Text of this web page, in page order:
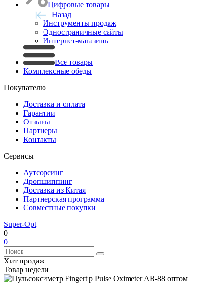
Цифровые товары
Назад
Инструменты продаж
Одностраничные сайты
Интернет-магазины
Все товары
Комплексные обеды
Покупателю
Доставка и оплата
Гарантии
Отзывы
Партнеры
Контакты
Сервисы
Аутсорсинг
Дропшиппинг
Доставка из Китая
Партнерская программа
Совместные покупки
Super-Opt
0
0
Хит продаж
Товар недели